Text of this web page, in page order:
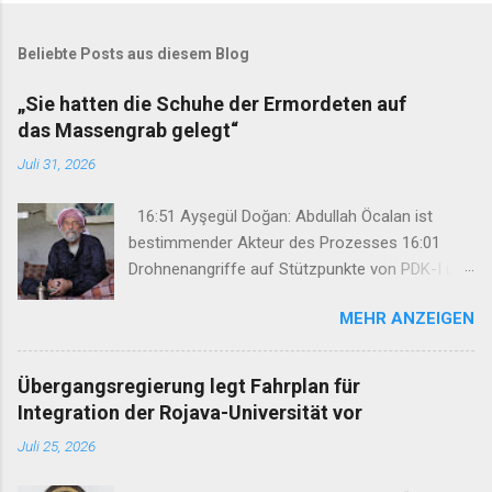
Beliebte Posts aus diesem Blog
„Sie hatten die Schuhe der Ermordeten auf
das Massengrab gelegt“
Juli 31, 2026
16:51 Ayşegül Doğan: Abdullah Öcalan ist
bestimmender Akteur des Prozesses 16:01
Drohnenangriffe auf Stützpunkte von PDK-I und
nicht vergessen und werden es niemals
vergessen lassen“ 15:18 „Sie hatten die Schuhe
der Ermordeten auf das Massengrab gelegt“
12:47 34. Kurdisches Kulturfestival setzt auf
neues Konzept 08:45 Hasan Basri Fırat unter
MEHR ANZEIGEN
Übergangsregierung legt Fahrplan für
Integration der Rojava-Universität vor
Juli 25, 2026